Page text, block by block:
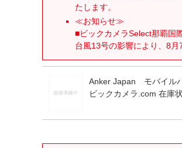
たします。
≪お知らせ≫
■ビックカメラSelect那覇国
台風13号の影響により、8月
Anker Japan モバイル
ビックカメラ.com 在庫